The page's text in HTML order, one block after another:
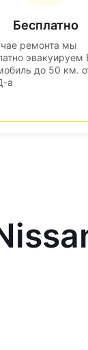
Бесплатно
ремонта мы
эвакуируем
до 50 км.
а